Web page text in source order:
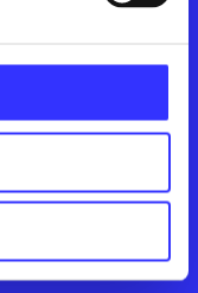
Feedback